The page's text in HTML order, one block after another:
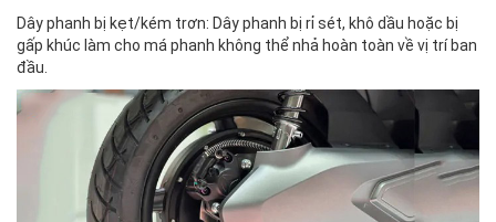
Dây phanh bị kẹt/kém trơn: Dây phanh bị rỉ sét, khô dầu hoặc bị
gấp khúc làm cho má phanh không thể nhả hoàn toàn về vị trí ban
đầu.